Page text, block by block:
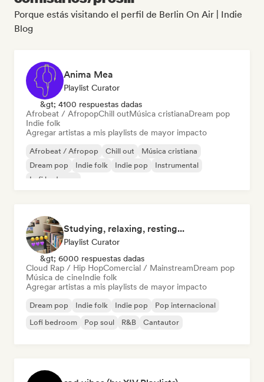
Porque estás visitando el perfil de Berlin On Air | Indie
Blog
Anima Mea
Playlist Curator
&gt; 4100 respuestas dadas
Afrobeat / AfropopChill outMúsica cristianaDream pop
Indie folk
Agregar artistas a mis playlists de mayor impacto
Afrobeat / Afropop Chill out
Música cristiana
Dream pop
Indie folk Indie pop
Instrumental
Lofi bedroom
Studying, relaxing, resting...
Playlist Curator
&gt; 6000 respuestas dadas
Cloud Rap / Hip HopComercial / MainstreamDream pop
Música de cineIndie folk
Agregar artistas a mis playlists de mayor impacto
Dream pop Indie folk Indie pop
Pop internacional
Lofi bedroom
Pop soul R&B Cantautor